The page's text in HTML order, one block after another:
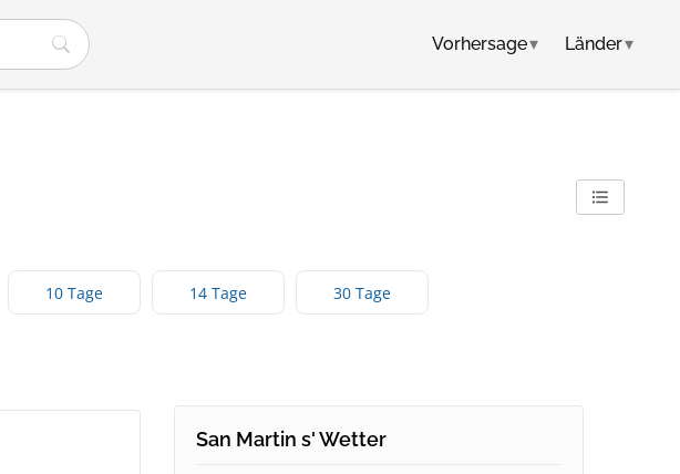
Vorhersage▾ Länder▾
10 Tage 14 Tage 30 Tage
San Martin s' Wetter